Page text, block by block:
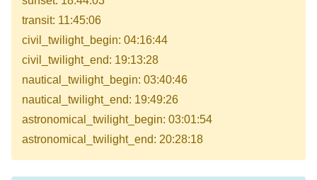
transit: 11:45:06
civil_twilight_begin: 04:16:44
civil_twilight_end: 19:13:28
nautical_twilight_begin: 03:40:46
nautical_twilight_end: 19:49:26
astronomical_twilight_begin: 03:01:54
astronomical_twilight_end: 20:28:18